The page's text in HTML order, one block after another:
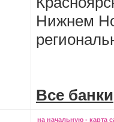
Нижнем
Все банки
на начальную - карта